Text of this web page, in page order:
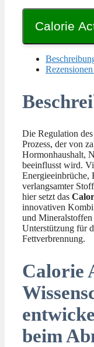
Calorie
Die Regulation
Prozess, der von
Hormonhaushalt,
beeinflusst wird.
Energieeinbrüche,
verlangsamter
hier setzt das
innovativen
und Mineralstoffen
Unterstützung für
Fettverbrennung.
Calorie
beim